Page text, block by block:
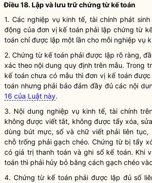
Điều 18. Lập và lưu trữchứng từ kế toán
1. Các nghiệp vụ kinh tế, tài chính phát
động củađơn vị kế toánphải lập chứng từ
toán chỉ được lập một lần cho mỗi nghiệp vụ
2.Chứng từ kế toán phải được lập rõ ràng,
xác theo nội dung quy định trên mẫu. Trong
kế toánchưa có mẫu thìđơn vị kế toánđược
toán nhưng phải bảo đảm đầy đủ các nội
16 của Luật này.
3. Nội dung nghiệp vụ kinh tế, tài chính
không được viết tắt, không được tẩy xóa,
dùng bút mực, số và chữ viết phải liên tục,
chỗ trống phải gạch chéo. Chứng từ bị tẩy
có giá trị thanh toán và ghi sổ kế toán. Khi
toán thì phải hủy bỏ bằng cách gạch chéo
4. Chứng từ kế toánphải được lập đủ số